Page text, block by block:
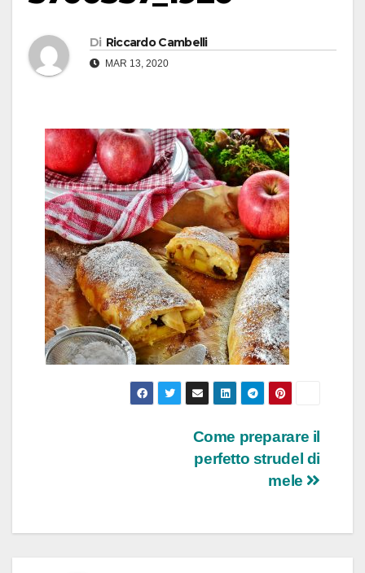
Di Riccardo Cambelli
MAR 13, 2020
NavigazioneCome preparare il
perfetto strudel di
mele